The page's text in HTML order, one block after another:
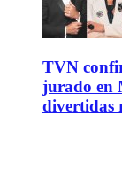
TVN
jurado en
divertidas